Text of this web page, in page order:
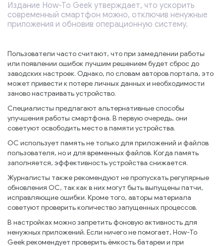
Издание How-To Geek утверждает, что ускорить
современный смартфон можно, отключив ненужные
приложения и обновив операционную систему.
Пользователи часто считают, что при замедлении работы
или появлении ошибок лучшим решением будет сброс до
заводских настроек. Однако, по словам авторов портала, это
может привести к потере личных данных и необходимости
заново настраивать устройство.
Специалисты предлагают альтернативные способы
улучшения работы смартфона. В первую очередь, они
советуют освободить место в памяти устройства.
ОС использует память не только для приложений и файлов
пользователя, но и для временных файлов. Когда память
заполняется, эффективность устройства снижается.
Журналисты также рекомендуют не пропускать регулярные
обновления ОС, так как в них могут быть выпущены патчи,
исправляющие ошибки. Кроме того, авторы материала
советуют проверить количество запущенных процессов.
В настройках можно запретить фоновую активность для
ненужных приложений. Если ничего не помогает, How-To
Geek рекомендует проверить ёмкость батареи и при